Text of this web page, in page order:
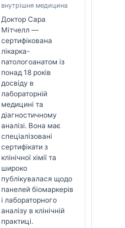
внутрішня медицина
Доктор Сара
Мітчелл —
сертифікована
лікарка-
патологоанатом із
понад 18 років
досвіду в
лабораторній
медицині та
діагностичному
аналізі. Вона має
спеціалізовані
сертифікати з
клінічної хімії та
широко
публікувалася щодо
панелей біомаркерів
і лабораторного
аналізу в клінічній
практиці.